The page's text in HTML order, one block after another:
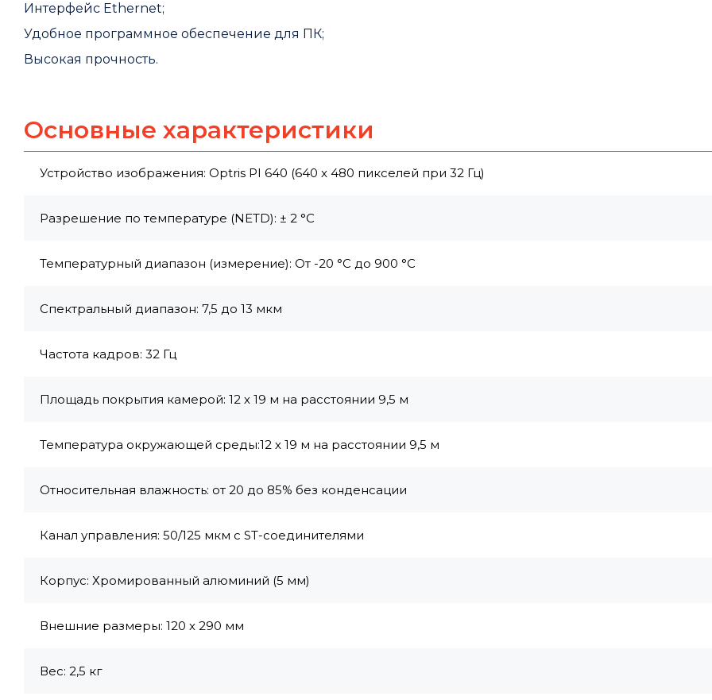
Интерфейс Ethernet;
Удобное программное обеспечение для ПК;
Высокая прочность.
Основные характеристики
Устройство изображения: Optris PI 640 (640 x 480 пикселей при 32 Гц)
Разрешение по температуре (NETD): ± 2 °C
Температурный диапазон (измерение): От -20 °C до 900 °C
Спектральный диапазон: 7,5 до 13 мкм
Частота кадров: 32 Гц
Площадь покрытия камерой: 12 х 19 м на расстоянии 9,5 м
Температура окружающей среды:12 х 19 м на расстоянии 9,5 м
Относительная влажность: от 20 до 85% без конденсации
Канал управления: 50/125 мкм с ST-соединителями
Корпус: Хромированный алюминий (5 мм)
Внешние размеры: 120 х 290 мм
Вес: 2,5 кг